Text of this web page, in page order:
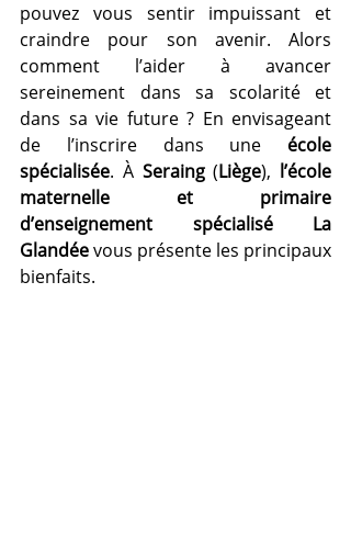
pouvez vous sentir impuissant et
craindre pour son avenir. Alors
comment l’aider à avancer
sereinement dans sa scolarité et
dans sa vie future ? En envisageant
de l’inscrire dans une école
spécialisée. À Seraing (Liège), l’école
maternelle et primaire
d’enseignement spécialisé La
Glandée vous présente les principaux
bienfaits.